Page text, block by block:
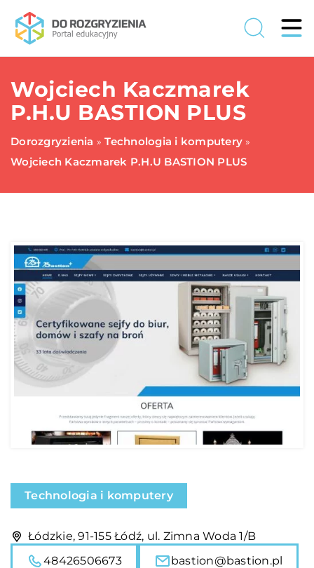
Wojciech Kaczmarek
P.H.U BASTION PLUS
Dorozgryzienia »Technologia i komputery »
Wojciech Kaczmarek P.H.U BASTION PLUS
Technologia i komputery
Łódzkie, 91-155 Łódź, ul. Zimna Woda 1/B
48426506673
bastion@bastion.pl